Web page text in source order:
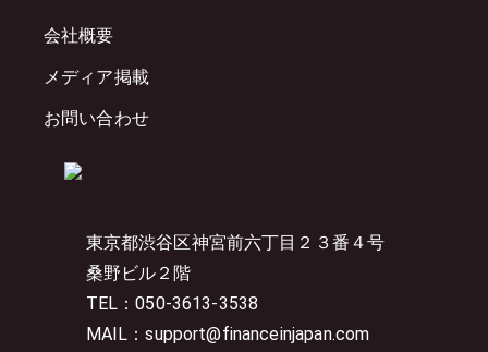
東京都渋谷区神宮前六丁目２３番４号
桑野ビル２階
TEL：050-3613-3538
MAIL：support@financeinjapan.com
会社概要
メディア掲載
お問い合わせ